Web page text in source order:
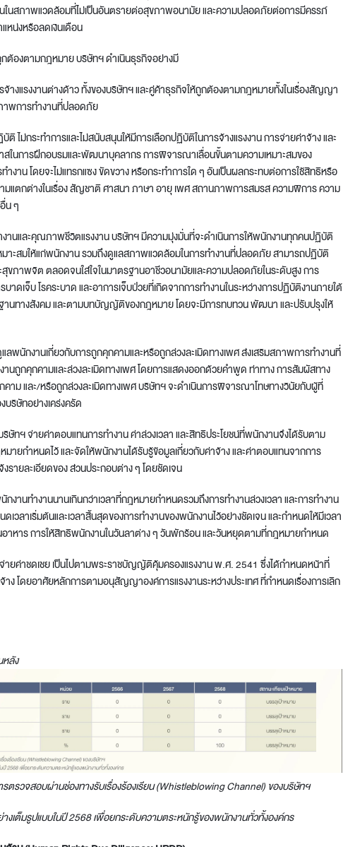
นสภาพแวดล้อมที่ไม่เป็นอันตรายต่อสุขภาพอนามัย และความปลอดภัยต่อการมีครรภ์
หน่งหรือลดเงินเดือน
ต้องตามกฎหมาย บริษัทฯ ดำเนินธุรกิจอย่างมี
างแรงงานต่างด้าว ทั้งของบริษัทฯ และคู่ค้าธุรกิจให้ถูกต้องตามกฎหมายทั้งในเรื่องสัญญา
าพการทำงานที่ปลอดภัย
ม่กระทำการและไม่สนับสนุนให้มีการเลือกปฏิบัติในการจ้างแรงงาน การจ่ายค่าจ้าง และ
สในการฝึกอบรมและพัฒนาบุคลากร การพิจารณาเลื่อนขั้นตามความเหมาะสมของ
งาน โดยจะไม่แทรกแซง ขัดขวาง หรือกระทำการใด ๆ อันเป็นผลกระทบต่อการใช้สิทธิหรือ
แตกต่างในเรื่อง สัญชาติ ศาสนา ภาษา อายุ เพศ สถานภาพการสมรส ความพิการ ความ
น ๆ
นและคุณภาพชีวิตแรงงาน บริษัทฯ มีความมุ่งมั่นที่จะดำเนินการให้พนักงานทุกคนปฏิบัติ
มาะสมให้แก่พนักงาน รวมถึงดูแลสภาพแวดล้อมในการทำงานที่ปลอดภัย สามารถปฏิบัติ
ขภาพจิต ตลอดจนใส่ใจในมาตรฐานอาชีวอนามัยและความปลอดภัยในระดับสูง การ
ดเจ็บ โรคระบาด และอาการเจ็บป่วยที่เกิดจากการทำงานในระหว่างการปฏิบัติงานภายใต้
นทางสังคม และตามบทบัญญัติของกฎหมาย โดยจะมีการทบทวน พัฒนา และปรับปรุงให้
นักงานเกี่ยวกับการถูกคุกคามและหรือถูกล่วงละเมิดทางเพศ ส่งเสริมสภาพการทำงานที่
านถูกคุกคามและล่วงละเมิดทางเพศ โดยการแสดงออกด้วยคำพูด ท่าทาง การสัมผัสทาง
ม และ/หรือถูกล่วงละเมิดทางเพศ บริษัทฯ จะดำเนินการพิจารณาโทษทางวินัยกับผู้ที่
ริษัทอย่างเคร่งครัด
ฯ จ่ายค่าตอบแทนการทำงาน ค่าล่วงเวลา และสิทธิประโยชน์ที่พนักงานจึงได้รับตาม
ยกำหนดไว้ และจัดให้พนักงานได้รับรู้ข้อมูลเกี่ยวกับค่าจ้าง และค่าตอบแทนจากการ
รายละเอียดของ ส่วนประกอบต่าง ๆ โดยชัดเจน
านทำงานนานเกินกว่าเวลาที่กฎหมายกำหนดรวมถึงการทำงานล่วงเวลา และการทำงาน
เวลาเริ่มต้นและเวลาสิ้นสุดของการทำงานของพนักงานไว้อย่างชัดเจน และกำหนดให้มีเวลา
าหาร การให้สิทธิพนักงานในวันลาต่าง ๆ วันพักร้อน และวันหยุดตามที่กฎหมายกำหนด
ายค่าชดเชย เป็นไปตามพระราชบัญญัติคุ้มครองแรงงาน พ.ศ. 2541 ซึ่งได้กำหนดหน้าที่
ง โดยอาศัยหลักการตามอนุสัญญาองค์การแรงงานระหว่างประเทศ ที่กำหนดเรื่องการเลิก
ลัง
ตรวจสอบผ่านช่องทางรับเรื่องร้องเรียน (Whistleblowing Channel) ของบริษัทฯ
เต็มรูปแบบในปี 2568 เพื่อยกระดับความตระหนักรู้ของพนักงานทั่วทั้งองค์กร